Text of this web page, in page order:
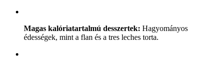
Magas kalóriatartalmú desszertek: Hagyományos
édességek, mint a flan és a tres leches torta.